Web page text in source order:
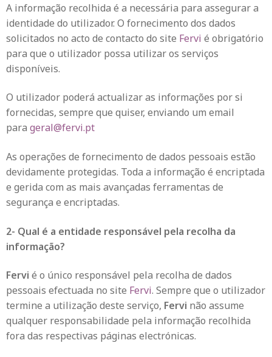
A informação recolhida é a necessária para assegurar a
identidade do utilizador. O fornecimento dos dados
solicitados no acto de contacto do site Fervi é obrigatório
para que o utilizador possa utilizar os serviços
disponíveis.
O utilizador poderá actualizar as informações por si
fornecidas, sempre que quiser, enviando um email
para geral@fervi.pt
As operações de fornecimento de dados pessoais estão
devidamente protegidas. Toda a informação é encriptada
e gerida com as mais avançadas ferramentas de
segurança e encriptadas.
2- Qual é a entidade responsável pela recolha da
informação?
Fervi é o único responsável pela recolha de dados
pessoais efectuada no site Fervi. Sempre que o utilizador
termine a utilização deste serviço, Fervi não assume
qualquer responsabilidade pela informação recolhida
fora das respectivas páginas electrónicas.